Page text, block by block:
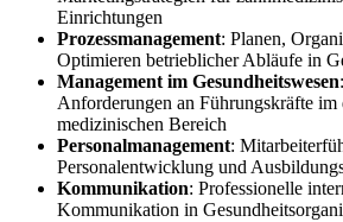
Einrichtungen
Prozessmanagement: Planen,
Optimieren betrieblicher Abläufe in
Management im Gesundheitswesen
Anforderungen an Führungskräfte im
medizinischen Bereich
Personalmanagement:
Personalentwicklung und
Kommunikation: Professionelle
Kommunikation in